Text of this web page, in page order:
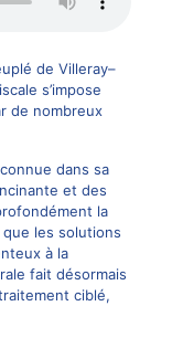
de Villeray–
s’impose
de nombreux
dans sa
et des
la
les solutions
à la
fait désormais
ciblé,